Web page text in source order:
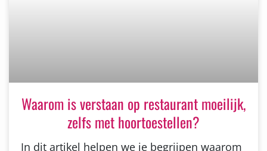
Waarom is verstaan op restaurant moeilijk,
zelfs met hoortoestellen?
In dit artikel helpen we je begrijpen waarom